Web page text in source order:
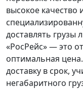
высокое
доставлять
«РосРейс» — это
оптимальная
доставку в срок,
негабаритного